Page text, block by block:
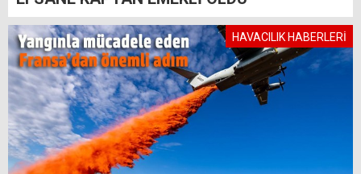
HAVACILIK HABERLERİ